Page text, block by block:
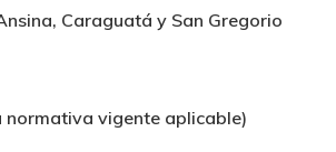
Caraguatá y San Gregorio
normativa vigente aplicable)